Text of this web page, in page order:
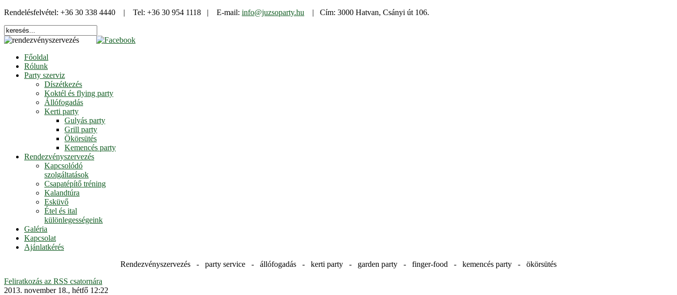
Rendelésfelvétel: +36 30 338 4440 | Tel: +36 30 954 1118 | E-mail: info@juzsoparty.hu | Cím: 3000 Hatvan, Csányi út 106.
Főoldal
Rólunk
Party szerviz
Díszétkezés
Koktél és flying party
Állófogadás
Kerti party
Gulyás party
Grill party
Ökörsütés
Kemencés party
Rendezvényszervezés
Kapcsolódó
szolgáltatások
Csapatépítő tréning
Kalandtúra
Esküvő
Étel és ital
különlegességeink
Galéria
Kapcsolat
Ajánlatkérés
Rendezvényszervezés - party service - állófogadás - kerti party - garden party - finger-food - kemencés party - ökörsütés
Feliratkozás az RSS csatornára
2013. november 18., hétfő 12:22